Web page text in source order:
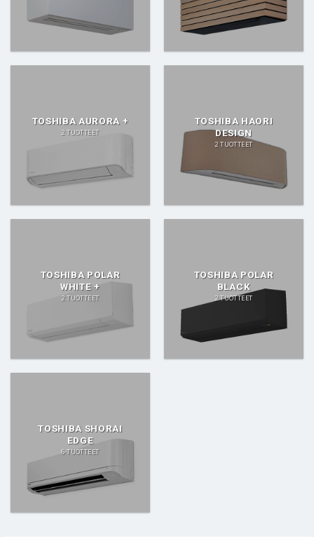
TOSHIBA AURORA +
2 TUOTTEET
TOSHIBA HAORI
DESIGN
2 TUOTTEET
TOSHIBA POLAR
WHITE +
2 TUOTTEET
TOSHIBA POLAR
BLACK
2 TUOTTEET
TOSHIBA SHORAI
EDGE
6 TUOTTEET